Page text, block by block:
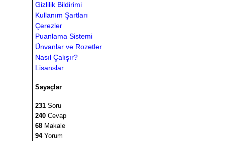
Gizlilik Bildirimi
Kullanım Şartları
Çerezler
Puanlama Sistemi
Ünvanlar ve Rozetler
Nasıl Çalışır?
Lisanslar
Sayaçlar
231 Soru
240 Cevap
68 Makale
94Yorum